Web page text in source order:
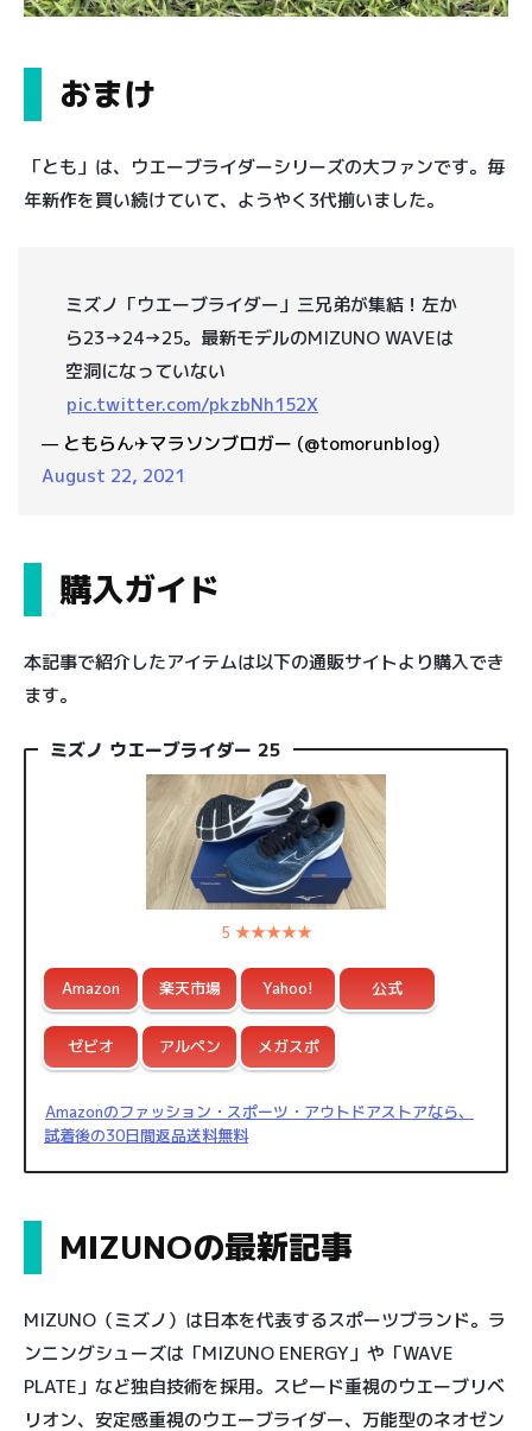
おまけ
「とも」は、ウエーブライダーシリーズの大ファンです。毎
年新作を買い続けていて、ようやく3代揃いました。
ミズノ「ウエーブライダー」三兄弟が集結！左か
ら23→24→25。最新モデルのMIZUNO WAVEは
空洞になっていない
pic.twitter.com/pkzbNh152X
— ともらん✈︎マラソンブロガー (@tomorunblog)
August 22, 2021
購入ガイド
本記事で紹介したアイテムは以下の通販サイトより購入でき
ます。
ミズノ ウエーブライダー 25
5 ★★★★★
Amazon 楽天市場 Yahoo! 公式
ゼビオ アルペン メガスポ
Amazonのファッション・スポーツ・アウトドアストアなら、
試着後の30日間返品送料無料
MIZUNOの最新記事
MIZUNO（ミズノ）は日本を代表するスポーツブランド。ラ
ンニングシューズは「MIZUNO ENERGY」や「WAVE
PLATE」など独自技術を採用。スピード重視のウエーブリベ
リオン、安定感重視のウエーブライダー、万能型のネオゼン